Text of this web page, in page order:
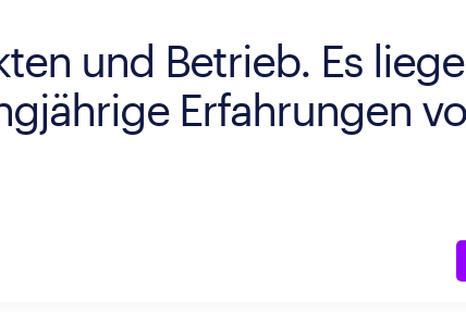
und Betrieb. Es
Erfahrungen